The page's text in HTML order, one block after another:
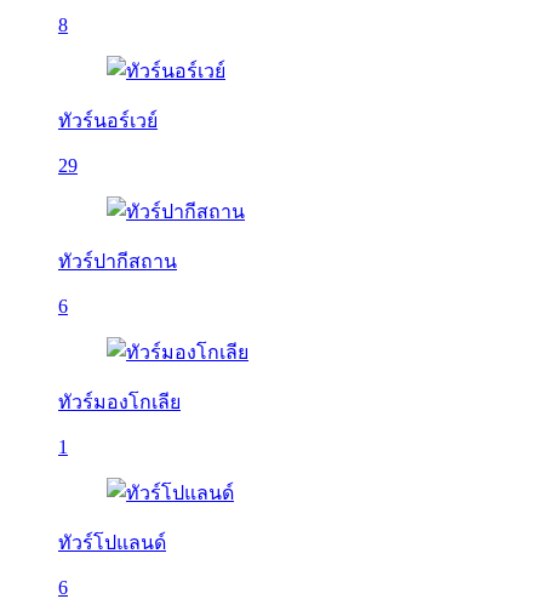
8
ทัวร์นอร์เวย์
29
ทัวร์ปากีสถาน
6
ทัวร์มองโกเลีย
1
ทัวร์โปแลนด์
6